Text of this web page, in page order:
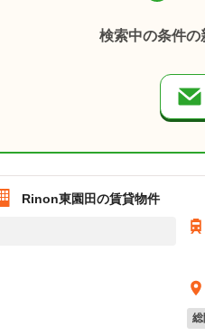
検索中の条件
Rinon東園田の賃貸物件
総